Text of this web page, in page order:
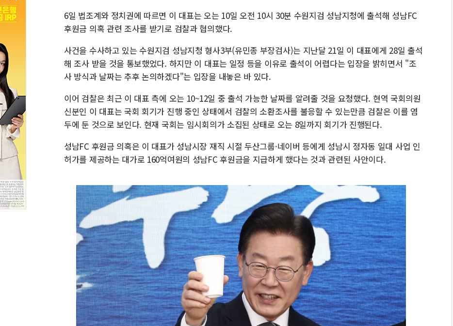
구미 폐염산처리업체서 불 2시간30여분
6일 법조계와 정치권에 따르면 이 대표는 오는 10일 오전 10시 30분 수원지검 성남지청에 출석해 성남FC
후원금 의혹 관련 조사를 받기로 검찰과 협의했다.
사건을 수사하고 있는 수원지검 성남지청 형사3부(유민종 부장검사)는 지난달 21일 이 대표에게 28일 출석
해 조사 받을 것을 통보했었다. 하지만 이 대표는 일정 등을 이유로 출석이 어렵다는 입장을 밝히면서 "조
사 방식과 날짜는 추후 논의하겠다"는 입장을 내놓은 바 있다.
이어 검찰은 최근 이 대표 측에 오는 10~12일 중 출석 가능한 날짜를 알려줄 것을 요청했다. 현역 국회의원
신분인 이 대표는 국회 회기가 진행 중인 상태에서 검찰의 소환조사를 불응할 수 있는만큼 검찰은 이를 염
두에 둔 것으로 보인다. 현재 국회는 임시회의가 소집된 상태로 오는 8일까지 회기가 진행된다.
성남FC 후원금 의혹은 이 대표가 성남시장 재직 시절 두산그룹·네이버 등에게 성남시 정자동 일대 사업 인
허가를 제공하는 대가로 160억여원의 성남FC 후원금을 지급하게 했다는 것과 관련된 사안이다.